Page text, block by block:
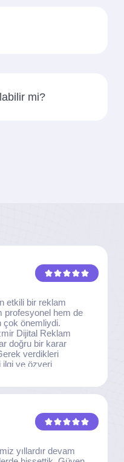
mi?
etkili bir reklam
profesyonel hem de
çok önemliydi.
Dijital Reklam
doğru bir karar
verdikleri
ilgi ve özveri
özen gösteren
teşekkür
yıllardır devam